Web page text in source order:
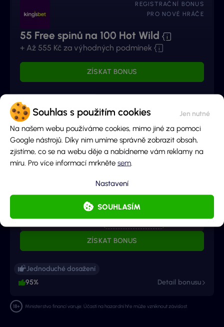
Souhlas s použitím cookies
Na našem webu používáme cookies, mimo jiné za pomoci
Google nástrojů. Díky nim umíme správně zobrazit obsah,
zjistíme, co se na webu děje a nabídneme vám reklamy na
míru. Pro více informací mrkněte sem
SOUHLASÍM
Nastavení
REGISTRAČNÍ BONUS
PRO NOVÉ HRÁČE
55 Free spinů na 100 Hot Wild
+ Až 555 Kč za výhodných podmínek
ZÍSKAT BONUS
95%
Detail bonusu
REGISTRAČNÍ BONUS
PRO NOVÉ HRÁČE
Bez vkladu
+ Dalších 250 Free spinů + 250 Kč sázka zdarma
KOPÍROVAT 1000ZDARMA
ZÍSKAT BONUS
Jednoduché dosažení
95%
Detail bonusu
Ministerstvo financí varuje: Účastí na hazardní hře může vzniknout závislost.